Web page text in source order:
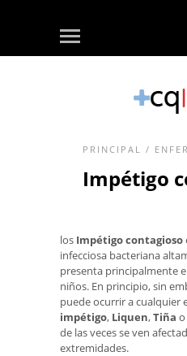
PRINCIPAL /
Impétigo
los Impétigo contagioso
infecciosa bacteriana
presenta principalmente
niños. En principio, sin
puede ocurrir a cualquier
impétigo, Liquen,Tiña o
de las veces se ven
extremidades.